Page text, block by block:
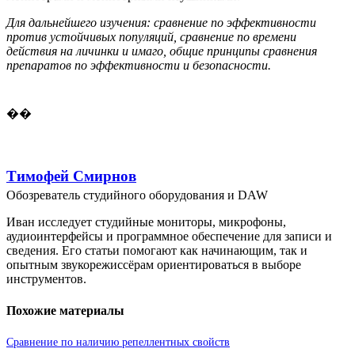
Для дальнейшего изучения: сравнение по эффективности
против устойчивых популяций, сравнение по времени
действия на личинки и имаго, общие принципы сравнения
препаратов по эффективности и безопасности.
��
Тимофей Смирнов
Обозреватель студийного оборудования и DAW
Иван исследует студийные мониторы, микрофоны,
аудиоинтерфейсы и программное обеспечение для записи и
сведения. Его статьи помогают как начинающим, так и
опытным звукорежиссёрам ориентироваться в выборе
инструментов.
Похожие материалы
Сравнение по наличию репеллентных свойств